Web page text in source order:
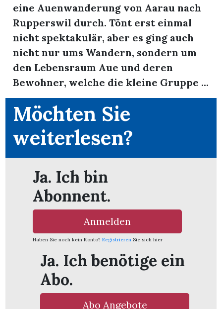
eine Auenwanderung von Aarau nach
Rupperswil durch. Tönt erst einmal
nicht spektakulär, aber es ging auch
nicht nur ums Wandern, sondern um
den Lebensraum Aue und deren
Bewohner, welche die kleine Gruppe ...
Möchten Sie
weiterlesen?
Ja. Ich bin
Abonnent.
Anmelden
Haben Sie noch kein Konto? Registrieren Sie sich hier
Ja. Ich benötige ein
Abo.
Abo Angebote